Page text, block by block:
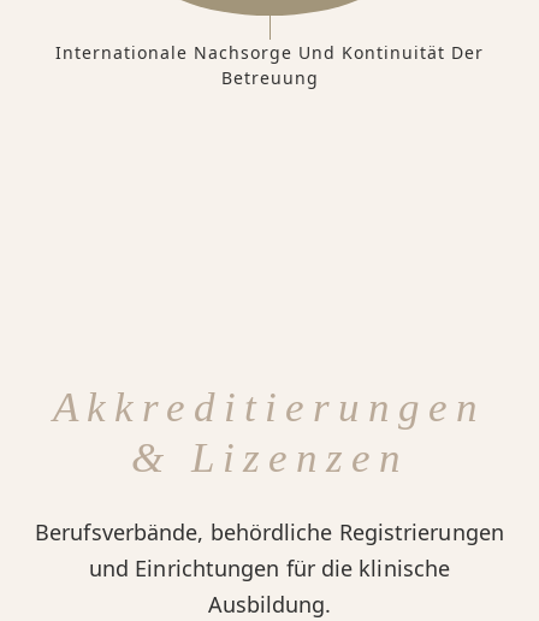
Internationale Nachsorge Und Kontinuität Der
Betreuung
Akkreditierungen
& Lizenzen
Berufsverbände, behördliche Registrierungen
und Einrichtungen für die klinische
Ausbildung.